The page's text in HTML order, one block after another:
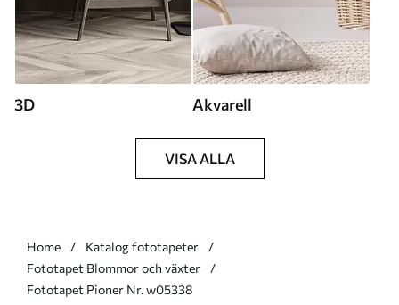
3D Akvarell
VISA ALLA
Home
Katalog fototapeter
Fototapet Blommor och växter
Fototapet Pioner Nr. w05338